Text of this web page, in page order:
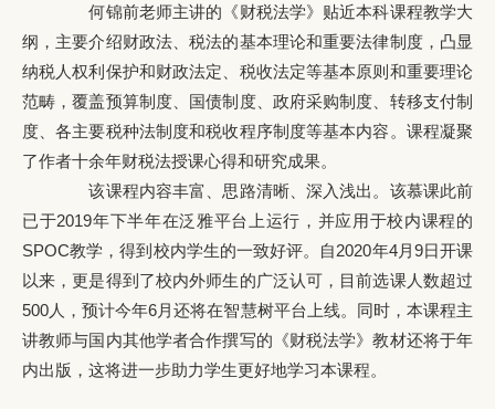
何锦前老师主讲的《财税法学》贴近本科课程教学大
纲，主要介绍财政法、税法的基本理论和重要法律制度，凸显
纳税人权利保护和财政法定、税收法定等基本原则和重要理论
范畴，覆盖预算制度、国债制度、政府采购制度、转移支付制
度、各主要税种法制度和税收程序制度等基本内容。课程凝聚
了作者十余年财税法授课心得和研究成果。
该课程内容丰富、思路清晰、深入浅出。该慕课此前
已于2019年下半年在泛雅平台上运行，并应用于校内课程的
SPOC教学，得到校内学生的一致好评。自2020年4月9日开课
以来，更是得到了校内外师生的广泛认可，目前选课人数超过
500人，预计今年6月还将在智慧树平台上线。同时，本课程主
讲教师与国内其他学者合作撰写的《财税法学》教材还将于年
内出版，这将进一步助力学生更好地学习本课程。